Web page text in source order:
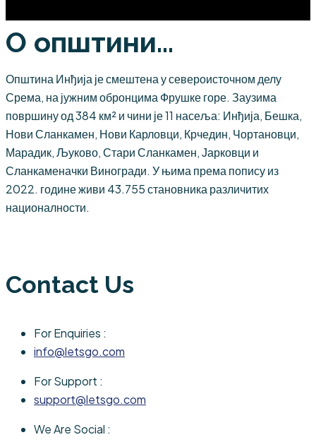
О општини...
Општина Инђија је смештена у североисточном делу
Срема, на јужним обронцима Фрушке горе. Заузима
површину од 384 км² и чини је 11 насеља: Инђија, Бешка,
Нови Сланкамен, Нови Карловци, Крчедин, Чортановци,
Марадик, Љуково, Стари Сланкамен, Јарковци и
Сланкаменачки Виногради. У њима према попису из
2022. године живи 43.755 становника различитих
националности.
Contact Us
For Enquiries :
info@letsgo.com
For Support :
support@letsgo.com
We Are Social :